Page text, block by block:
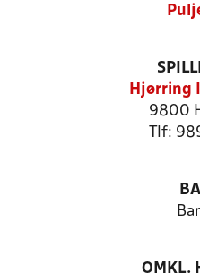
Hjørring
9800
Tlf:
OMKL.